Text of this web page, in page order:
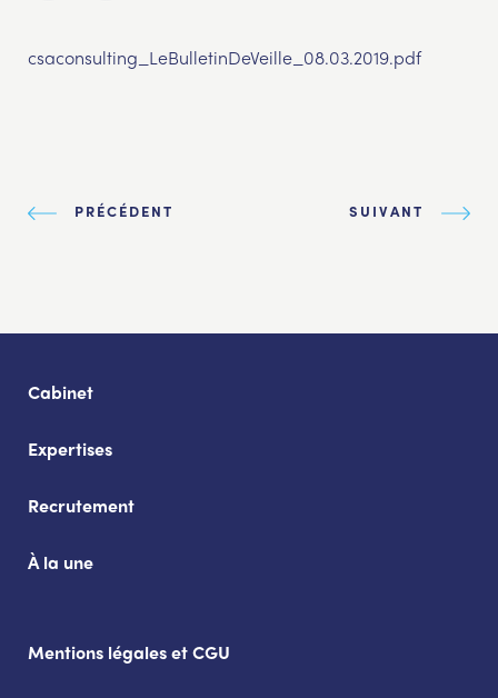
csaconsulting_LeBulletinDeVeille_08.03.2019.pdf
PRÉCÉDENT SUIVANT
Cabinet
Expertises
Recrutement
À la une
Mentions légales et CGU